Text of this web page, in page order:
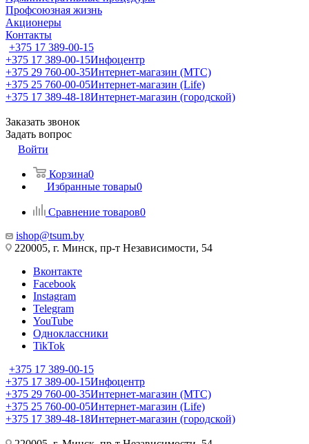
Профсоюзная жизнь
Акционеры
Контакты
+375 17 389-00-15
+375 17 389-00-15Инфоцентр
+375 29 760-00-35Интернет-магазин (МТС)
+375 25 760-00-05Интернет-магазин (Life)
+375 17 389-48-18Интернет-магазин (городской)
Заказать звонок
Задать вопрос
Войти
Корзина0
Избранные товары0
Сравнение товаров0
ishop@tsum.by
220005, г. Минск, пр-т Независимости, 54
Вконтакте
Facebook
Instagram
Telegram
YouTube
Одноклассники
TikTok
+375 17 389-00-15
+375 17 389-00-15Инфоцентр
+375 29 760-00-35Интернет-магазин (МТС)
+375 25 760-00-05Интернет-магазин (Life)
+375 17 389-48-18Интернет-магазин (городской)